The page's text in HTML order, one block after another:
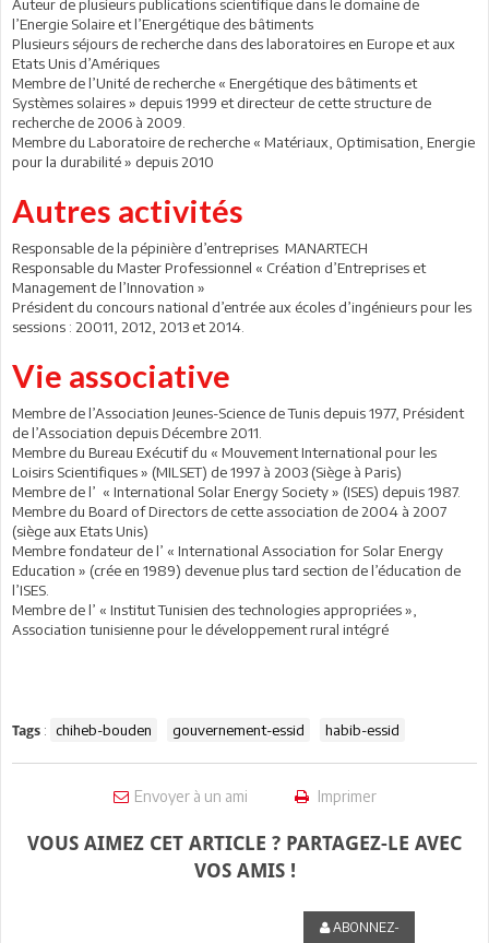
Auteur de plusieurs publications scientifique dans le domaine de
l’Energie Solaire et l’Energétique des bâtiments
Plusieurs séjours de recherche dans des laboratoires en Europe et aux
Etats Unis d’Amériques
Membre de l’Unité de recherche « Energétique des bâtiments et
Systèmes solaires » depuis 1999 et directeur de cette structure de
recherche de 2006 à 2009.
Membre du Laboratoire de recherche « Matériaux, Optimisation, Energie
pour la durabilité » depuis 2010
Autres activités
Responsable de la pépinière d’entreprises MANARTECH
Responsable du Master Professionnel « Création d’Entreprises et
Management de l’Innovation »
Président du concours national d’entrée aux écoles d’ingénieurs pour les
sessions : 20011, 2012, 2013 et 2014.
Vie associative
Membre de l’Association Jeunes-Science de Tunis depuis 1977, Président
de l’Association depuis Décembre 2011.
Membre du Bureau Exécutif du « Mouvement International pour les
Loisirs Scientifiques » (MILSET) de 1997 à 2003 (Siège à Paris)
Membre de l’ « International Solar Energy Society » (ISES) depuis 1987.
Membre du Board of Directors de cette association de 2004 à 2007
(siège aux Etats Unis)
Membre fondateur de l’ « International Association for Solar Energy
Education » (crée en 1989) devenue plus tard section de l’éducation de
l’ISES.
Membre de l’ « Institut Tunisien des technologies appropriées »,
Association tunisienne pour le développement rural intégré
Tags : chiheb-bouden gouvernement-essid habib-essid
Envoyer à un ami Imprimer
VOUS AIMEZ CET ARTICLE ? PARTAGEZ-LE AVEC
VOS AMIS !
ABONNEZ-